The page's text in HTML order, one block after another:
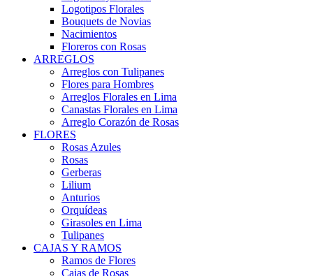
Logotipos Florales
Bouquets de Novias
Nacimientos
Floreros con Rosas
ARREGLOS
Arreglos con Tulipanes
Flores para Hombres
Arreglos Florales en Lima
Canastas Florales en Lima
Arreglo Corazón de Rosas
FLORES
Rosas Azules
Rosas
Gerberas
Lilium
Anturios
Orquídeas
Girasoles en Lima
Tulipanes
CAJAS Y RAMOS
Ramos de Flores
Cajas de Rosas